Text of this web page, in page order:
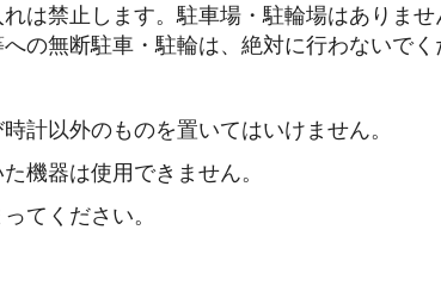
は禁止します。駐車場・駐輪場はありませ
の無断駐車・駐輪は、絶対に行わないでく
計以外のものを置いてはいけません。
機器は使用できません。
てください。